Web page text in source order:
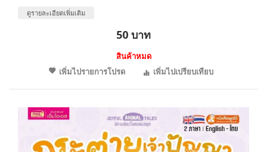
ดูรายละเอียดเพิ่มเติม
50 บาท
สินค้าหมด
เพิ่มไปรายการโปรด
เพิ่มไปเปรียบเทียบ